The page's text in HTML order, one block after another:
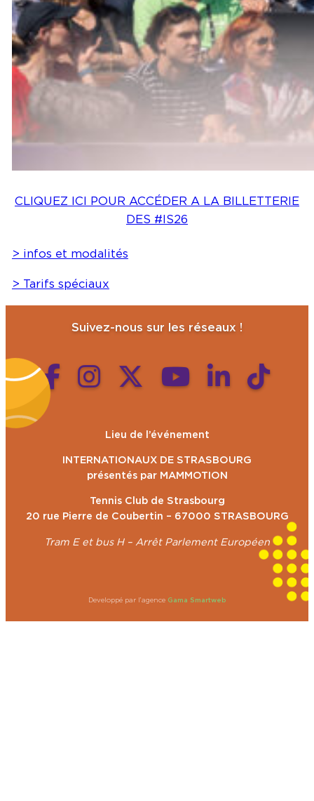
CLIQUEZ ICI POUR ACCÉDER A LA BILLETTERIE
DES #IS26
> infos et modalités
> Tarifs spéciaux
Suivez-nous sur les réseaux !
Lieu de l’événement
INTERNATIONAUX DE STRASBOURG
présentés par MAMMOTION
Tennis Club de Strasbourg
20 rue Pierre de Coubertin – 67000 STRASBOURG
Tram E et bus H – Arrêt Parlement Européen
Developpé par l’agence Gama Smartweb